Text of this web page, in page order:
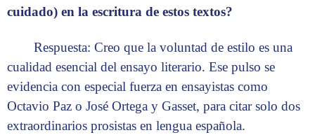
cuidado) en la escritura de estos textos?
Respuesta: Creo que la voluntad de estilo es una
cualidad esencial del ensayo literario. Ese pulso se
evidencia con especial fuerza en ensayistas como
Octavio Paz o José Ortega y Gasset, para citar solo dos
extraordinarios prosistas en lengua española.